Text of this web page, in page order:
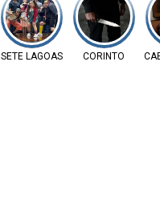
SETE LAGOAS CORINTO